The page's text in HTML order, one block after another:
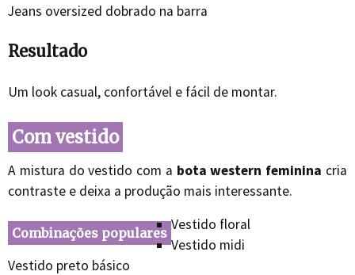
Jeans oversized dobrado na barra
Resultado
Um look casual, confortável e fácil de montar.
Com vestido
A mistura do vestido com a bota western feminina cria
contraste e deixa a produção mais interessante.
Combinações populares Vestido floral
Vestido midi
Vestido preto básico